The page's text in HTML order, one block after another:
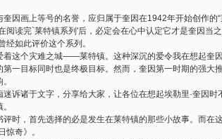
因画上等号的名誉，应归属于奎因在1942年开始创作的“
阅读完`莱特镇系列 '后，必定会在心中认定它才是奎因当
经如此评价这个系列。
着这个灾难之城——莱特镇。这种深沉的爱令我在想起奎
一目标同时也是终极目标。然而，奎因第一时期的强大
诉诸于文字，分享给大家，让各位在想起埃勒里·奎因时
评时，首先选择的必是发生在莱特镇的那些小故事。而在
惊奇》。